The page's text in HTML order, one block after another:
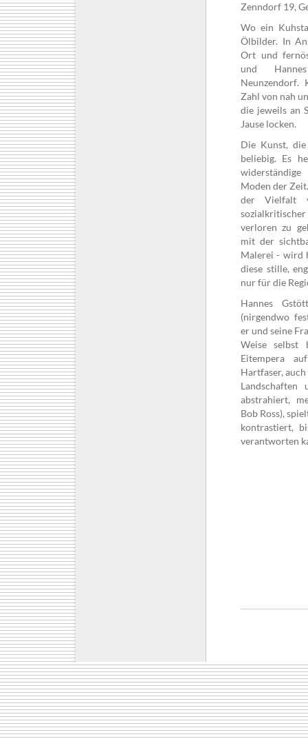
Zenndorf 19,
Wo ein
Ölbilder. In
Ort und
und
Neunzendorf.
Zahl von nah
die jeweils an
Jause locken.
Die Kunst,
beliebig. Es
Moden der
der Vielfalt
verloren zu
mit der
Malerei - wird
diese stille,
nur für die
Hannes
(nirgendwo
er und seine
Weise selbst
Eitempera
Hartfaser,
abstrahiert,
Bob Ross),
kontrastiert,
verantworten